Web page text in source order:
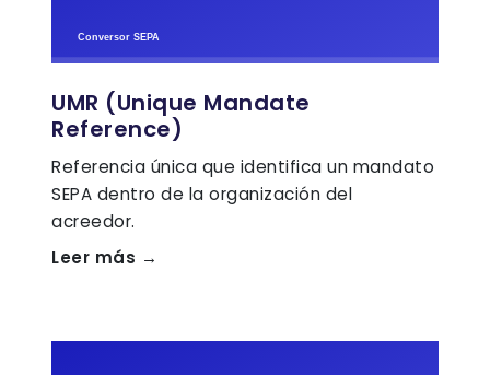
UMR (Unique Mandate
Reference)
Referencia única que identifica un mandato
SEPA dentro de la organización del
acreedor.
Leer más →